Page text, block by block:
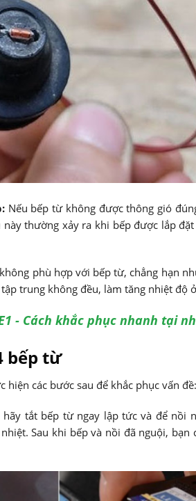
Nếu bếp từ không được thông gió
thường xảy ra khi bếp được lắp
phù hợp với bếp từ, chẳng hạn
trung không đều, làm tăng nhiệt độ
- Cách khắc phục nhanh tại
bếp từ
hiện các bước sau để khắc phục vấn đề:
hãy tắt bếp từ ngay lập tức và để nồi
Sau khi bếp và nồi đã nguội,